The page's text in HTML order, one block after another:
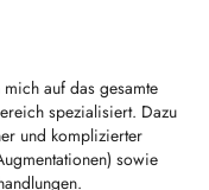
auf das gesamte
spezialisiert. Dazu
und komplizierter
sowie